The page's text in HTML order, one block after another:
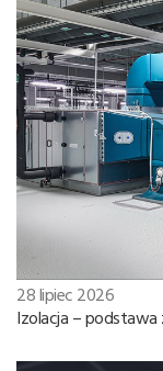
28 lipiec 2026
Izolacja –